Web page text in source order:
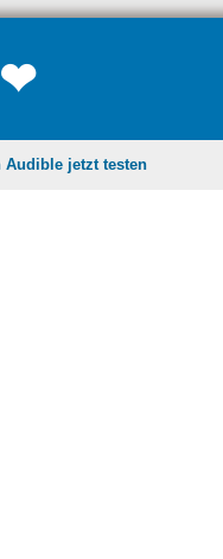
Audible jetzt testen